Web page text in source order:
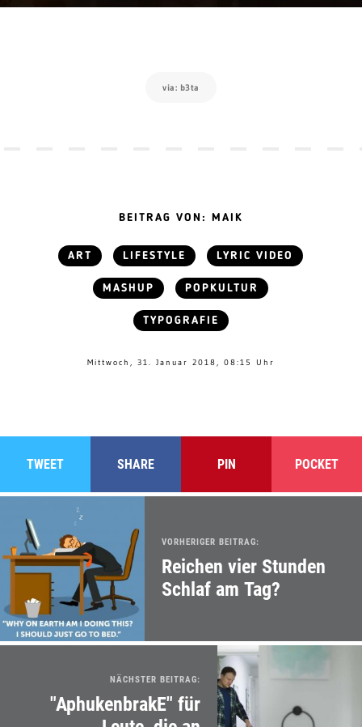
via: b3ta
BEITRAG VON: MAIK
ART LIFESTYLE LYRIC VIDEO
MASHUP POPKULTUR
TYPOGRAFIE
Mittwoch, 31. Januar 2018, 08:15 Uhr
TWEET SHARE PIN POCKET
VORHERIGER BEITRAG:
Reichen vier Stunden
Schlaf am Tag?
NÄCHSTER BEITRAG:
"AphukenbrakE" für